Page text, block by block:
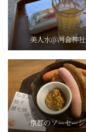
美人水＠河合神社
京都のソーセージ